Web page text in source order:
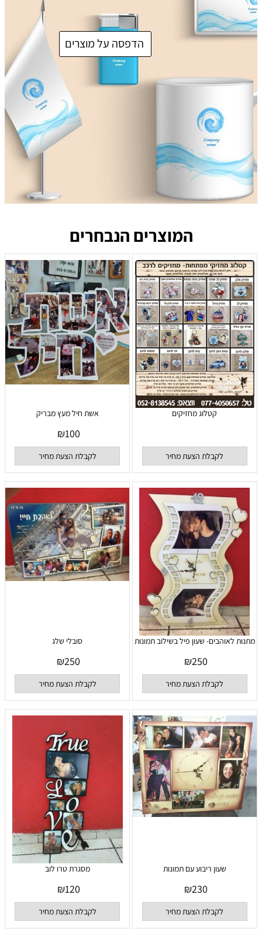
הדפסה על מוצרים
המוצרים הנבחרים
קטלוג מחזיקים
לקבלת הצעת מחיר
אשת חיל מעץ מבריק
₪100
לקבלת הצעת מחיר
מתנות לאוהבים- שעון פיל בשילוב תמונות
₪250
לקבלת הצעת מחיר
סובלי שלג
₪250
לקבלת הצעת מחיר
שעון ריבוע עם תמונות
₪230
לקבלת הצעת מחיר
מסגרת טרו לוב
₪120
לקבלת הצעת מחיר